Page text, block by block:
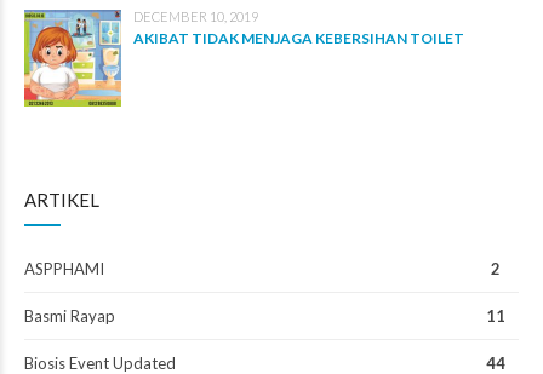
DECEMBER 10, 2019
AKIBAT TIDAK MENJAGA KEBERSIHAN TOILET
ARTIKEL
ASPPHAMI 2
Basmi Rayap 11
Biosis Event Updated 44